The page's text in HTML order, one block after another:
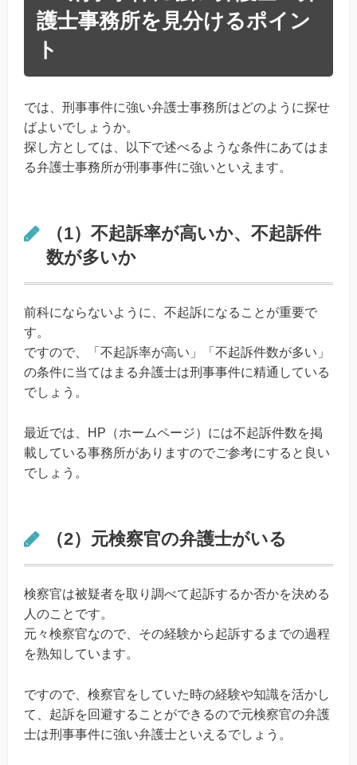
護士事務所を見分けるポイン
ト
では、刑事事件に強い弁護士事務所はどのように探せ
ばよいでしょうか。
探し方としては、以下で述べるような条件にあてはま
る弁護士事務所が刑事事件に強いといえます。
（1）不起訴率が高いか、不起訴件
数が多いか
前科にならないように、不起訴になることが重要で
す。
ですので、「不起訴率が高い」「不起訴件数が多い」
の条件に当てはまる弁護士は刑事事件に精通している
でしょう。
最近では、HP（ホームページ）には不起訴件数を掲
載している事務所がありますのでご参考にすると良い
でしょう。
（2）元検察官の弁護士がいる
検察官は被疑者を取り調べて起訴するか否かを決める
人のことです。
元々検察官なので、その経験から起訴するまでの過程
を熟知しています。
ですので、検察官をしていた時の経験や知識を活かし
て、起訴を回避することができるので元検察官の弁護
士は刑事事件に強い弁護士といえるでしょう。